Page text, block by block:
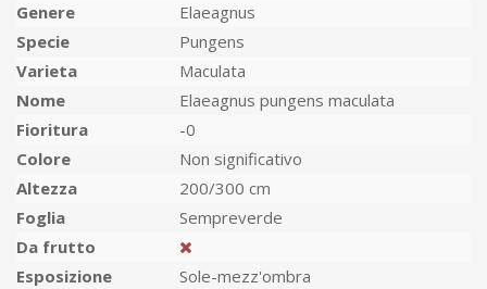
Genere
Elaeagnus
Specie
Pungens
Varieta
Maculata
Nome
Elaeagnus pungens maculata
Fioritura
-0
Colore
Non significativo
Altezza
200/300 cm
Foglia
Sempreverde
Da frutto
Esposizione
Sole-mezz'ombra